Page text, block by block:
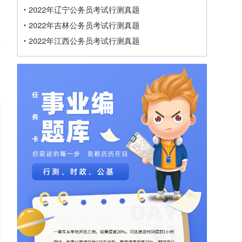
2022年辽宁公务员考试行测真题
2022年吉林公务员考试行测真题
2022年江西公务员考试行测真题